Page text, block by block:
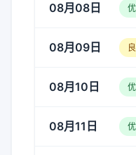
08月08日 优
08月09日 良
08月10日 优
08月11日 优